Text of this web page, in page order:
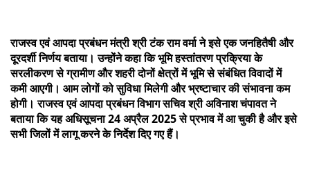
राजस्व एवं आपदा प्रबंधन मंत्री श्री टंक राम वर्मा ने इसे एक जनहितैषी और
दूरदर्शी निर्णय बताया। उन्होंने कहा कि भूमि हस्तांतरण प्रक्रिया के
सरलीकरण से ग्रामीण और शहरी दोनों क्षेत्रों में भूमि से संबंधित विवादों में
कमी आएगी। आम लोगों को सुविधा मिलेगी और भ्रष्टाचार की संभावना कम
होगी। राजस्व एवं आपदा प्रबंधन विभाग सचिव श्री अविनाश चंपावत ने
बताया कि यह अधिसूचना 24 अप्रैल 2025 से प्रभाव में आ चुकी है और इसे
सभी जिलों में लागू करने के निर्देश दिए गए हैं।